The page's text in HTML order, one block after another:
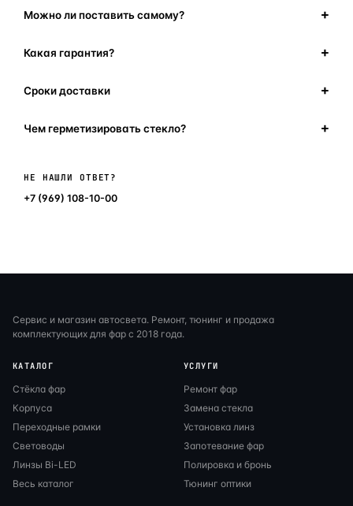
Можно ли поставить самому?
Какая гарантия?
Сроки доставки
Чем герметизировать стекло?
НЕ НАШЛИ ОТВЕТ?
+7 (969) 108-10-00
Сервис и магазин автосвета. Ремонт, тюнинг и продажа
комплектующих для фар с 2018 года.
КАТАЛОГ
Стёкла фар
Корпуса
Переходные рамки
Световоды
Линзы Bi-LED
Весь каталог
УСЛУГИ
Ремонт фар
Замена стекла
Установка линз
Запотевание фар
Полировка и бронь
Тюнинг оптики